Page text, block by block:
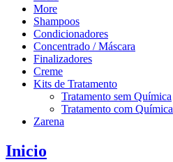
More
Shampoos
Condicionadores
Concentrado / Máscara
Finalizadores
Creme
Kits de Tratamento
Tratamento sem Química
Tratamento com Química
Zarena
Inicio